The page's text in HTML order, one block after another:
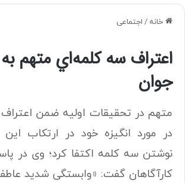
خانه / اجتماعی
اعتراف سه كلمه‌اي متهم
جوان
متهم در تحقیقات اولیه ضمن
در مورد انگیزه خود در ارتکاب
نوشتن سه کلمه اکتفا کرد؛ وی در
کارآگاهان گفت: «وابستگی شدید